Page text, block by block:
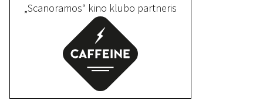
Neatskiriami
16 min. | Drama, Siaubo, Psichologinis | N-16
„Scanoramos“ kino klubo partneris